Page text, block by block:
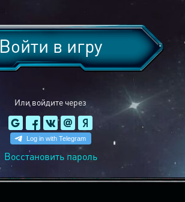
Или войдите через
Войти в игру
Восстановить пароль